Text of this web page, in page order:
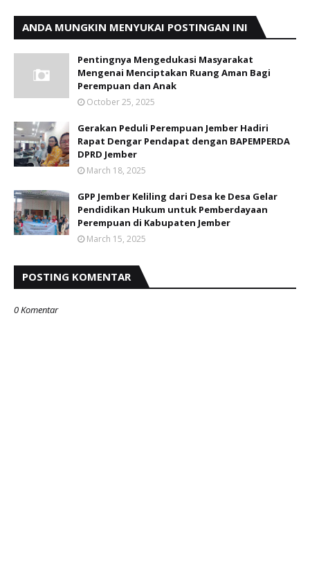
ANDA MUNGKIN MENYUKAI POSTINGAN INI
Pentingnya Mengedukasi Masyarakat
Mengenai Menciptakan Ruang Aman Bagi
Perempuan dan Anak
October 25, 2025
Gerakan Peduli Perempuan Jember Hadiri
Rapat Dengar Pendapat dengan BAPEMPERDA
DPRD Jember
March 18, 2025
GPP Jember Keliling dari Desa ke Desa Gelar
Pendidikan Hukum untuk Pemberdayaan
Perempuan di Kabupaten Jember
March 15, 2025
POSTING KOMENTAR
0 Komentar